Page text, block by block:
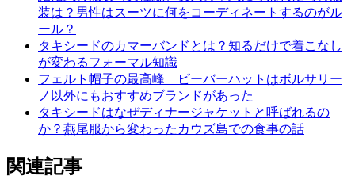
装は？男性はスーツに何をコーディネートするのがル
ール？
タキシードのカマーバンドとは？知るだけで着こなし
が変わるフォーマル知識
フェルト帽子の最高峰 ビーバーハットはボルサリー
ノ以外にもおすすめブランドがあった
タキシードはなぜディナージャケットと呼ばれるの
か？燕尾服から変わったカウズ島での食事の話
関連記事